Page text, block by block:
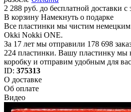
2 288 руб. до бесплатной доставки с
В корзину Намекнуть о подарке
Все пластинки мы чистим немецким
Okki Nokki ONE.
За 17 лет мы отправили 178 698
224 пластинки. Вашу пластинку мы
коробку и отправим удобным для
ID: 375313
О доставке
Об оплате
Видео